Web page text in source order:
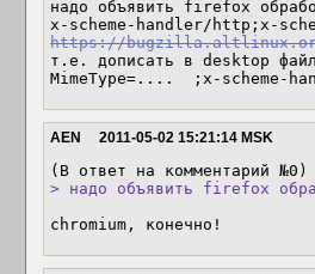
надо объявить firefox
https://bugzilla.altlinux.org/
т.е. дописать в desktop файл
MimeType=....  ;x-scheme-
AEN 2011-05-02 15:21:14 MSK
> надо объявить firefox
chromium, конечно!